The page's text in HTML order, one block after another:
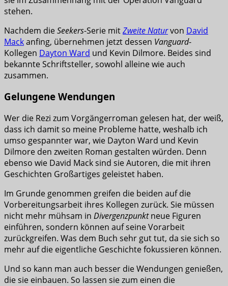
stehen.
Nachdem dieSeekers-Serie mitZweite Naturvon David
Mackanfing, übernehmen jetzt dessen Vanguard-
Kollegen Dayton Ward und Kevin Dilmore. Beides sind
bekannte Schriftsteller, sowohl alleine wie auch
zusammen.
Gelungene Wendungen
Wer die Rezi zum Vorgängerroman gelesen hat, der weiß,
dass ich damit so meine Probleme hatte, weshalb ich
umso gespannter war, wie Dayton Ward und Kevin
Dilmore den zweiten Roman gestalten würden. Denn
ebenso wie David Mack sind sie Autoren, die mit ihren
Geschichten Großartiges geleistet haben.
Im Grunde genommen greifen die beiden auf die
Vorbereitungsarbeit ihres Kollegen zurück. Sie müssen
nicht mehr mühsam in Divergenzpunktneue Figuren
einführen, sondern können auf seine Vorarbeit
zurückgreifen. Was dem Buch sehr gut tut, da sie sich so
mehr auf die eigentliche Geschichte fokussieren können.
Und so kann man auch besser die Wendungen genießen,
die sie einbauen. So lassen sie zum einen die